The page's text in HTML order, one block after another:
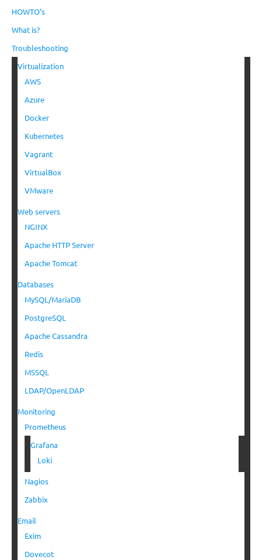
HOWTO’s
What is?
Troubleshooting
Virtualization
AWS
Azure
Docker
Kubernetes
Vagrant
VirtualBox
VMware
Web servers
NGINX
Apache HTTP Server
Apache Tomcat
Databases
MySQL/MariaDB
PostgreSQL
Apache Cassandra
Redis
MSSQL
LDAP/OpenLDAP
Monitoring
Prometheus
Grafana
Loki
Nagios
Zabbix
Email
Exim
Dovecot